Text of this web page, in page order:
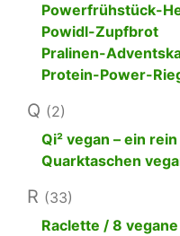
Powerfrühstück-
Powidl-Zupfbrot
Pralinen-
Protein-Power-
Q (2)
Qi² vegan – ein
Quarktaschen
R (33)
Raclette / 8